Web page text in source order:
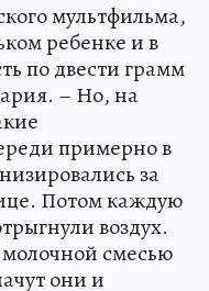
мультфильма,
ребенке и в
по двести грамм
– Но, на
примерно в
за
Потом каждую
воздух.
смесью
они и